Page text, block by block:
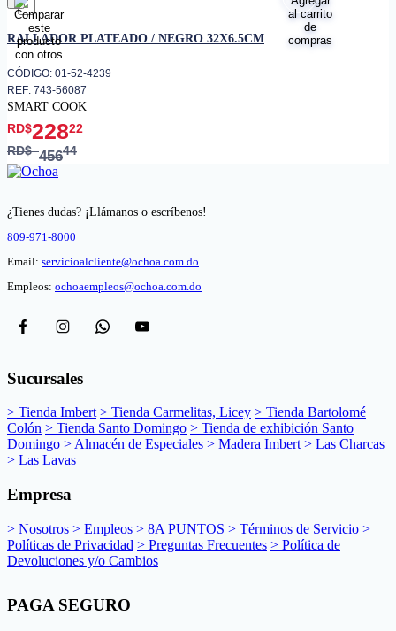
favorito
RALLADOR PLATEADO / NEGRO 32X6.5CM
CÓDIGO: 01-52-4239
REF: 743-56087
SMART COOK
RD$22822
RD$45644
¿Tienes dudas? ¡Llámanos o escríbenos!
809-971-8000
Email: servicioalcliente@ochoa.com.do
Empleos: ochoaempleos@ochoa.com.do
Sucursales
> Tienda Imbert > Tienda Carmelitas, Licey > Tienda Bartolomé
Colón > Tienda Santo Domingo > Tienda de exhibición Santo
Domingo > Almacén de Especiales > Madera Imbert > Las Charcas
> Las Lavas
Empresa
> Nosotros > Empleos > 8A PUNTOS > Términos de Servicio >
Políticas de Privacidad > Preguntas Frecuentes > Política de
Devoluciones y/o Cambios
PAGA SEGURO